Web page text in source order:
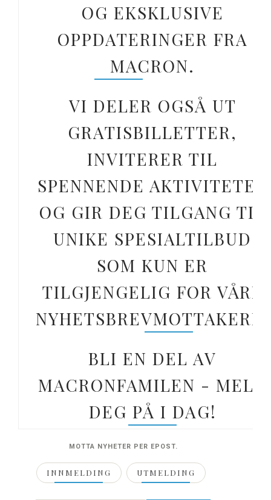
OG EKSKLUSIVE
OPPDATERINGER FRA
MACRON.
VI DELER OGSÅ UT
GRATISBILLETTER,
INVITERER TIL
SPENNENDE AKTIVITETER
OG GIR DEG TILGANG TIL
UNIKE SPESIALTILBUD
SOM KUN ER
TILGJENGELIG FOR VÅRE
NYHETSBREVMOTTAKERE.
BLI EN DEL AV
MACRONFAMILEN - MELD
DEG PÅ I DAG!
MOTTA NYHETER PER EPOST.
INNMELDING UTMELDING